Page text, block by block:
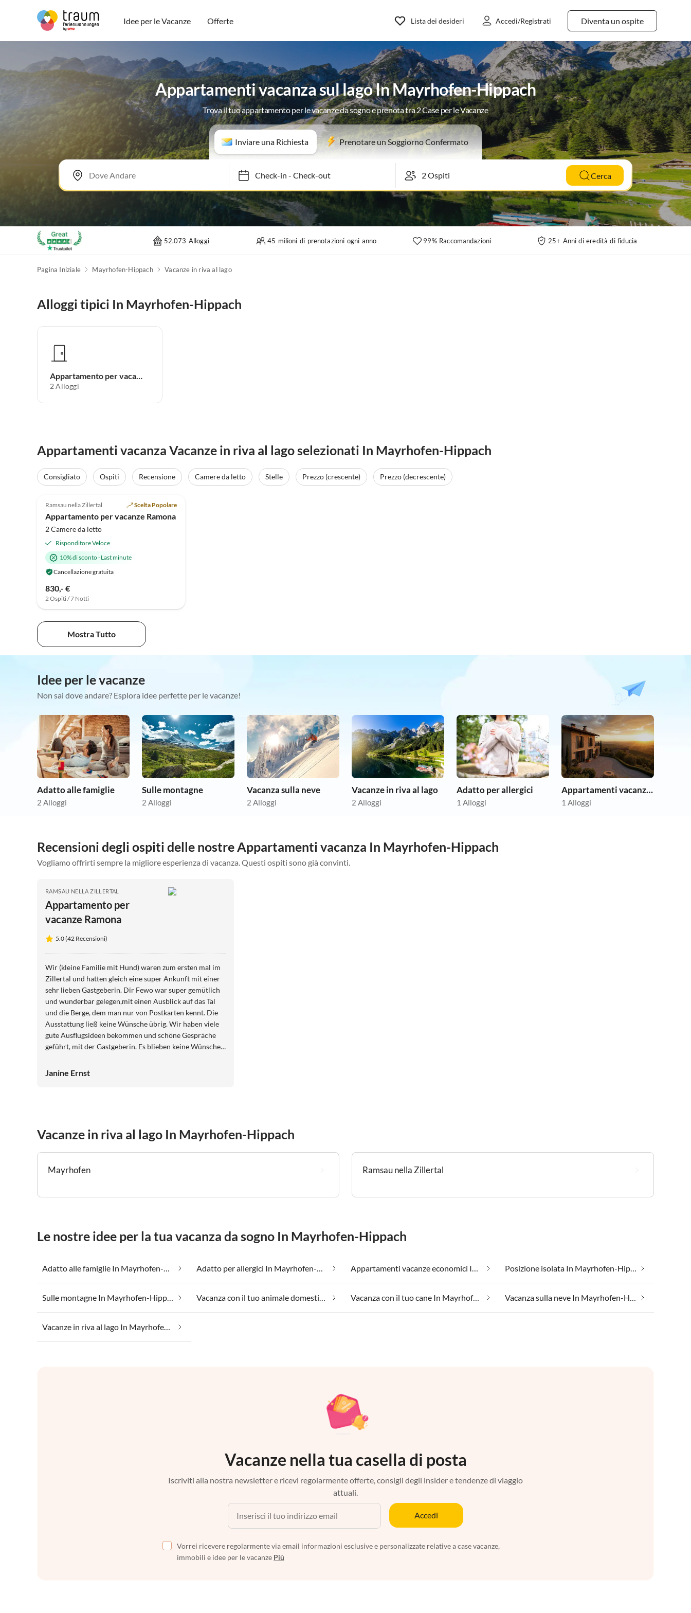
Idee per le Vacanze Offerte Diventa un ospite
Lista dei desideri Accedi/Registrati
Appartamenti vacanza sul lago In Mayrhofen-Hippach
Trova il tuo appartamento per le vacanze da sogno e prenota tra 2 Case per le Vacanze
Inviare una Richiesta Prenotare un Soggiorno Confermato
Check-in- Check-out Cerca
52.073 Alloggi 45 milioni di prenotazioni ogni anno 99% Raccomandazioni 25+ Anni di eredità di fiducia
Pagina Iniziale Mayrhofen-Hippach Vacanze in riva al lago
Alloggi tipici In Mayrhofen-Hippach
Appartamento per vacanze
2 Alloggi
Appartamenti vacanza Vacanze in riva al lago selezionati In Mayrhofen-Hippach
Consigliato Ospiti Recensione Camere da letto Stelle Prezzo (crescente)
Prezzo (decrescente)
Ramsau nella Zillertal Scelta Popolare
Appartamento per vacanze Ramona
2 Camere da letto
Risponditore Veloce
10% di sconto· Last minute
Cancellazione gratuita
830,- €
2 Ospiti / 7 Notti
Mostra Tutto
Idee per le vacanze
Non sai dove andare? Esplora idee perfette per le vacanze!
Adatto alle famiglie
2 Alloggi
Sulle montagne
2 Alloggi
Vacanza sulla neve
2 Alloggi
Vacanze in riva al lago
2 Alloggi
Adatto per allergici
1 Alloggi
Appartamenti vacanze economici
1 Alloggi
Recensioni degli ospiti delle nostre Appartamenti vacanza In Mayrhofen-Hippach
Vogliamo offrirti sempre la migliore esperienza di vacanza. Questi ospiti sono già convinti.
RAMSAU NELLA ZILLERTAL
Appartamento per
vacanze Ramona
5.0 (42 Recensioni)
Wir (kleine Familie mit Hund) waren zum ersten mal im
Zillertal und hatten gleich eine super Ankunft mit einer
sehr lieben Gastgeberin. Dir Fewo war super gemütlich
und wunderbar gelegen,mit einen Ausblick auf das Tal
und die Berge, dem man nur von Postkarten kennt. Die
Ausstattung ließ keine Wünsche übrig. Wir haben viele
gute Ausflugsideen bekommen und schöne Gespräche
geführt, mit der Gastgeberin. Es blieben keine Wünsche
Kinder gibt es Spielsachen und Tischtennisplatte. Wir
Janine Ernst
Vacanze in riva al lago In Mayrhofen-Hippach
Mayrhofen Ramsau nella Zillertal
Le nostre idee per la tua vacanza da sogno In Mayrhofen-Hippach
Adatto alle famiglie In Mayrhofen-Hippach Adatto per allergici In Mayrhofen-Hippach Appartamenti vacanze economici In Mayrhofen-Hippach Posizione isolata In Mayrhofen-Hippach
Sulle montagne In Mayrhofen-Hippach Vacanza con il tuo animale domestico In Mayrhofen-Hippach Vacanza con il tuo cane In Mayrhofen-Hippach Vacanza sulla neve In Mayrhofen-Hippach
Vacanze in riva al lago In Mayrhofen-Hippach
Vacanze nella tua casella di posta
Iscriviti alla nostra newsletter e ricevi regolarmente offerte, consigli degli insider e tendenze di viaggio
attuali.
Accedi
Vorrei ricevere regolarmente via email informazioni esclusive e personalizzate relative a case vacanze,
immobili e idee per le vacanze Più